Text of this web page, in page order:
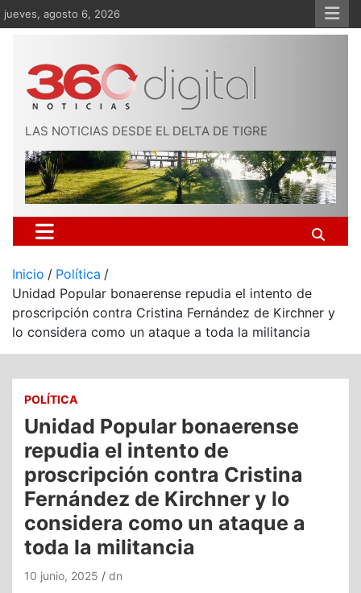
Saltar
al
jueves, agosto 6, 2026
LAS NOTICIAS DESDE EL DELTA DE TIGRE
Inicio
Política
Unidad Popular bonaerense repudia el intento de
proscripción contra Cristina Fernández de Kirchner y
lo considera como un ataque a toda la militancia
POLÍTICA
Unidad Popular bonaerense
repudia el intento de
proscripción contra Cristina
Fernández de Kirchner y lo
considera como un ataque a
toda la militancia
10 junio, 2025 dn